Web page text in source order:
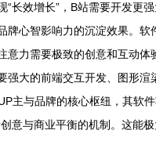
“长效增长”，B站需要开发更
心智影响力的沉淀效果。软
意力需要极致的创意和互动
大的前端交互开发、图形渲
主与品牌的核心枢纽，其软
意与商业平衡的机制。这能